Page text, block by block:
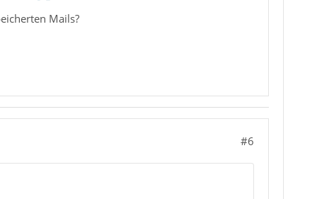
Mails?
#6